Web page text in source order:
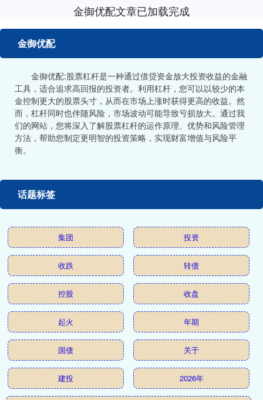
金御优配文章已加载完成
金御优配
金御优配:股票杠杆是一种通过借贷资金放大投资收益的金融
工具，适合追求高回报的投资者。利用杠杆，您可以以较少的本
金控制更大的股票头寸，从而在市场上涨时获得更高的收益。然
而，杠杆同时也伴随风险，市场波动可能导致亏损放大。通过我
们的网站，您将深入了解股票杠杆的运作原理、优势和风险管理
方法，帮助您制定更明智的投资策略，实现财富增值与风险平
衡。
话题标签
集团 投资
收跌 转债
控股 收盘
起火 年期
国债 关于
建投 2026年